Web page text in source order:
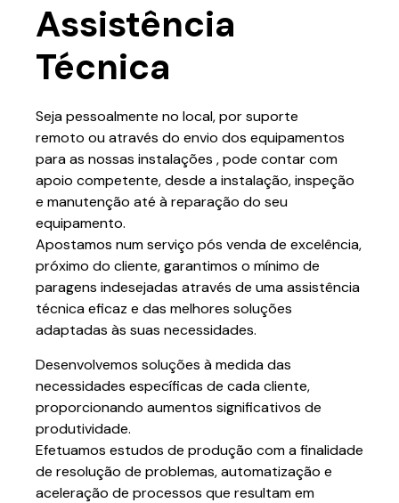
Assistência
Técnica
Seja pessoalmente no local, por suporte
remoto ou através do envio dos equipamentos
para as nossas instalações , pode contar com
apoio competente, desde a instalação, inspeção
e manutenção até à reparação do seu
equipamento.
Apostamos num serviço pós venda de excelência,
próximo do cliente, garantimos o mínimo de
paragens indesejadas através de uma assistência
técnica eficaz e das melhores soluções
adaptadas às suas necessidades.
Desenvolvemos soluções à medida das
necessidades específicas de cada cliente,
proporcionando aumentos significativos de
produtividade.
Efetuamos estudos de produção com a finalidade
de resolução de problemas, automatização e
aceleração de processos que resultam em